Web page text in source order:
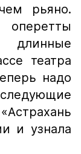
рьяно.
длинные
театра
надо
и узнала